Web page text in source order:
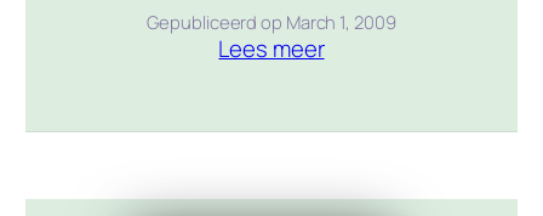
topsport te doen. Mitch blinkt uit in
basketbal, maar vecht daarnaast ook
door de harde realiteit van een
hem op de been. Daphne is kanshebster
Gepubliceerd op March 1, 2009
Lees meer